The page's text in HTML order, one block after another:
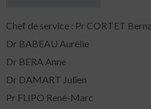
Chef de service : Pr CORTET
Dr BABEAU Aurélie
Dr BERA Anne
Dr DAMART Julien
Pr FLIPO René-Marc